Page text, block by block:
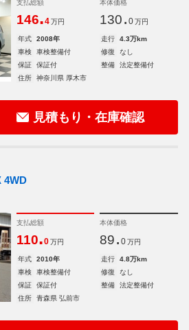
支払総額
146.4 万円
本体価格
130. 0 万円
年式 2008年 走行
4.3万km
車検
車検整備付 修復
なし
保証
保証付 整備
法定整備付
住所
神奈川県 厚木市
見積もり・在庫確認
4WD
支払総額
110.0 万円
本体価格
89. 0 万円
年式 2010年 走行
4.8万km
車検
車検整備付 修復
なし
保証
保証付 整備
法定整備付
住所
青森県 弘前市